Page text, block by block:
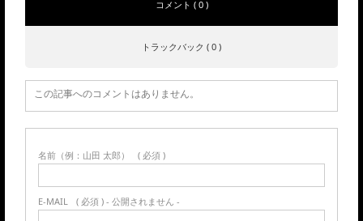
コメント ( 0 )
トラックバック ( 0 )
この記事へのコメントはありません。
名前（例：山田 太郎） ( 必須 )
E-MAIL ( 必須 ) - 公開されません -